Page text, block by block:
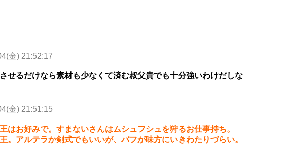
金) 21:52:17
せるだけなら素材も少なくて済む叔父貴でも十分強いわけだしな
金) 21:51:15
はお好みで。すまないさんはムシュフシュを狩るお仕事持ち。
。アルテラか剣式でもいいが、バフが味方にいきわたりづらい。